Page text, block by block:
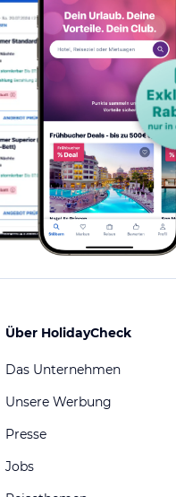
Über HolidayCheck
Das Unternehmen
Unsere Werbung
Presse
Jobs